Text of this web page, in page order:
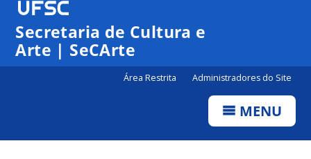
Secretaria de Cultura e
Arte | SeCArte
Área Restrita Administradores do Site
MENU